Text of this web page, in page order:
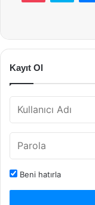
Kayıt Ol
Beni hatırla